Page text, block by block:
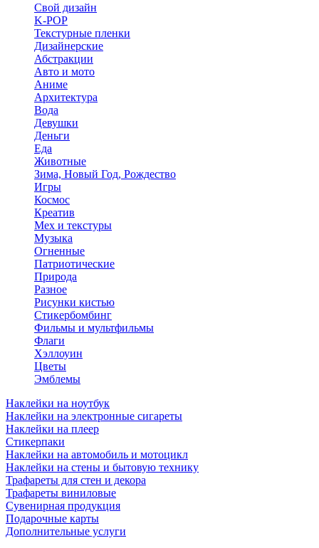
Свой дизайн
K-POP
Текстурные пленки
Дизайнерские
Абстракции
Авто и мото
Аниме
Архитектура
Вода
Девушки
Деньги
Еда
Животные
Зима, Новый Год, Рождество
Игры
Космос
Креатив
Мех и текстуры
Музыка
Огненные
Патриотические
Природа
Разное
Рисунки кистью
Стикербомбинг
Фильмы и мультфильмы
Флаги
Хэллоуин
Цветы
Эмблемы
Наклейки на ноутбук
Наклейки на электронные сигареты
Наклейки на плеер
Стикерпаки
Наклейки на автомобиль и мотоцикл
Наклейки на стены и бытовую технику
Трафареты для стен и декора
Трафареты виниловые
Сувенирная продукция
Подарочные карты
Дополнительные услуги